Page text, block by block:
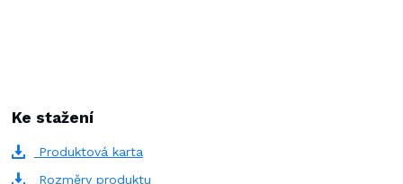
Ke stažení
Produktová karta
Rozměry produktu